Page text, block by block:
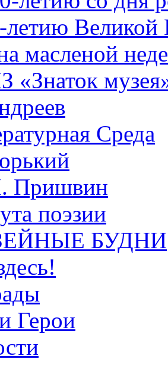
Великой
масленой
«Знаток
Среда
поэзии
БУДНИ
Герои